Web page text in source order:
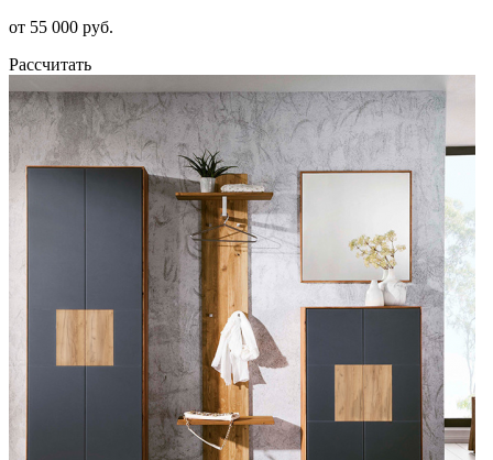
от 55 000 руб.
Рассчитать